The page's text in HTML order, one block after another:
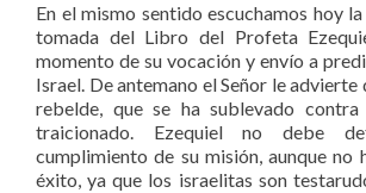
En el mismo sentido escuchamos hoy
tomada del Libro del Profeta
momento de su vocación y envío a
Israel. De antemano el Señor le advierte
rebelde, que se ha sublevado
traicionado. Ezequiel no debe
cumplimiento de su misión, aunque no
éxito, ya que los israelitas son